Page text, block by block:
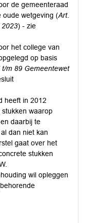
de gemeenteraad
oude wetgeving (Art.
2023) - zie
het college van
op basis
t/m 89 Gemeentewet
heeft in 2012
waarop
daarbij te
dan niet kan
gaat over het
stukken
wil opleggen